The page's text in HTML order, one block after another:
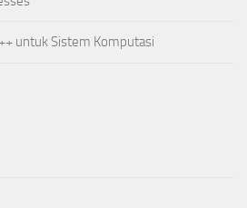
untuk Sistem Komputasi